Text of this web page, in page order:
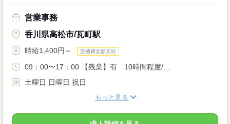
営業事務
香川県高松市/瓦町駅
時給1,400円～ 交通費全額支給
09：00〜17：00 【残業】有 10時間程度/...
土曜日 日曜日 祝日
もっと見る